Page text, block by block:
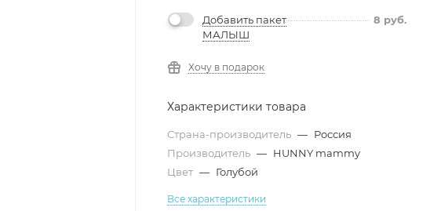
Добавить пакет
МАЛЫШ
8 руб.
Хочу в подарок
Характеристики товара
Страна-производитель — Россия
Производитель — HUNNY mammy
Цвет — Голубой
Все характеристики